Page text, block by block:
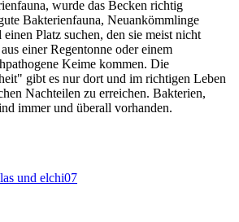
wurde das Becken richtig
Bakterienfauna, Neuankömmlinge
einen Platz suchen, den sie meist nicht
einer Regentonne oder einem
Keime kommen. Die
gibt es nur dort und im richtigen Leben
Nachteilen zu erreichen. Bakterien,
immer und überall vorhanden.
und elchi07